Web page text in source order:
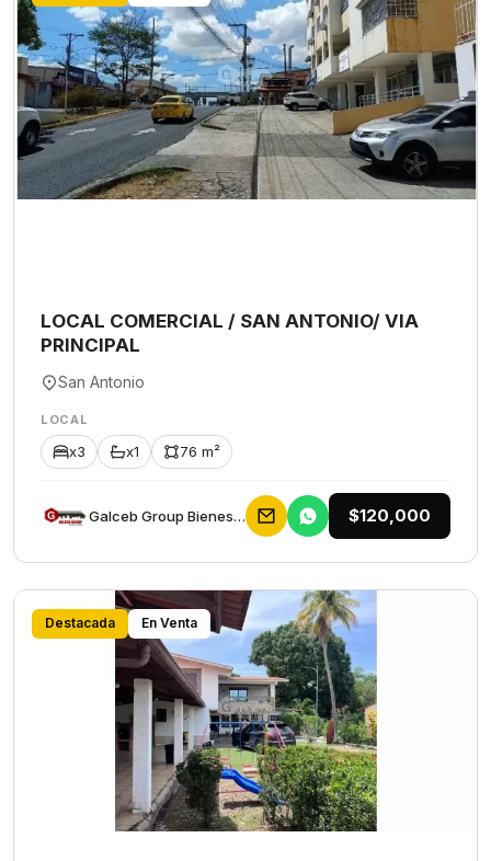
LOCAL COMERCIAL / SAN ANTONIO/ VIA
PRINCIPAL
San Antonio
LOCAL
x3 x1 76 m²
Galceb Group Bienes Raices $120,000
Destacada En Venta